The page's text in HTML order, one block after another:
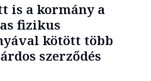
is a kormány a
fizikus
kötött több
szerződés